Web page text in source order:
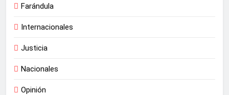
Farándula
Internacionales
Justicia
Nacionales
Opinión